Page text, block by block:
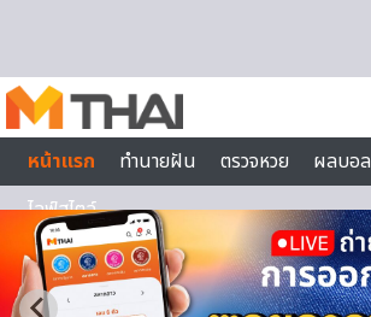
หน้าแรก
ทำนายฝัน ตรวจหวย ผลบอล
ไลฟ์สไตล์